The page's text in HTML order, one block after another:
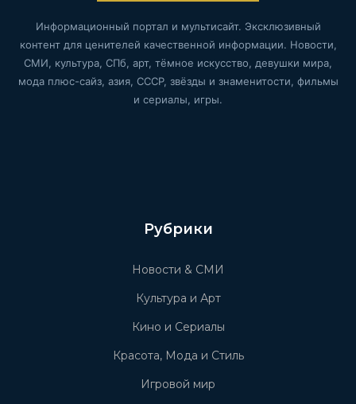
Информационный портал и мультисайт. Эксклюзивный
контент для ценителей качественной информации. Новости,
СМИ, культура, СПб, арт, тёмное искусство, девушки мира,
мода плюс-сайз, азия, СССР, звёзды и знаменитости, фильмы
и сериалы, игры.
Рубрики
Новости & СМИ
Культура и Арт
Кино и Сериалы
Красота, Мода и Стиль
Игровой мир